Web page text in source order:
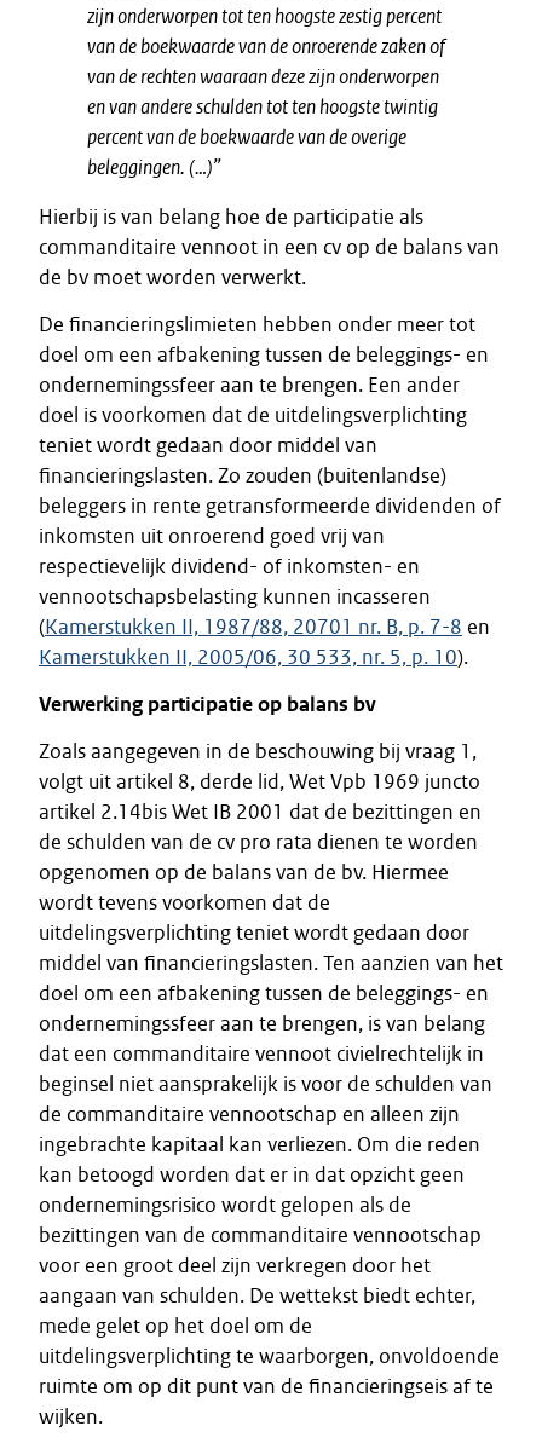
zijn onderworpen tot ten hoogste zestig percent
van de boekwaarde van de onroerende zaken of
van de rechten waaraan deze zijn onderworpen
en van andere schulden tot ten hoogste twintig
percent van de boekwaarde van de overige
beleggingen. (…)”
Hierbij is van belang hoe de participatie als
commanditaire vennoot in een cv op de balans van
de bv moet worden verwerkt.
De financieringslimieten hebben onder meer tot
doel om een afbakening tussen de beleggings- en
ondernemingssfeer aan te brengen. Een ander
doel is voorkomen dat de uitdelingsverplichting
teniet wordt gedaan door middel van
financieringslasten. Zo zouden (buitenlandse)
beleggers in rente getransformeerde dividenden of
inkomsten uit onroerend goed vrij van
respectievelijk dividend- of inkomsten- en
vennootschapsbelasting kunnen incasseren
(Kamerstukken II, 1987/88, 20701 nr. B, p. 7-8 en
Kamerstukken II, 2005/06, 30 533, nr. 5, p. 10).
Verwerking participatie op balans bv
Zoals aangegeven in de beschouwing bij vraag 1,
volgt uit artikel 8, derde lid, Wet Vpb 1969 juncto
artikel 2.14bis Wet IB 2001 dat de bezittingen en
de schulden van de cv pro rata dienen te worden
opgenomen op de balans van de bv. Hiermee
wordt tevens voorkomen dat de
uitdelingsverplichting teniet wordt gedaan door
middel van financieringslasten. Ten aanzien van het
doel om een afbakening tussen de beleggings- en
ondernemingssfeer aan te brengen, is van belang
dat een commanditaire vennoot civielrechtelijk in
beginsel niet aansprakelijk is voor de schulden van
de commanditaire vennootschap en alleen zijn
ingebrachte kapitaal kan verliezen. Om die reden
kan betoogd worden dat er in dat opzicht geen
ondernemingsrisico wordt gelopen als de
bezittingen van de commanditaire vennootschap
voor een groot deel zijn verkregen door het
aangaan van schulden. De wettekst biedt echter,
mede gelet op het doel om de
uitdelingsverplichting te waarborgen, onvoldoende
ruimte om op dit punt van de financieringseis af te
wijken.